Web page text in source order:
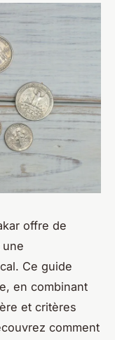
offre de
Ce guide
en combinant
et critères
comment